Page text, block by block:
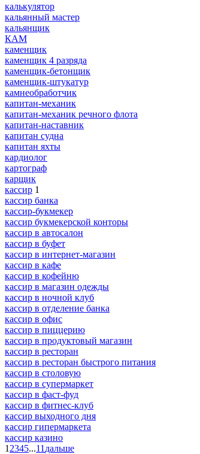
калькулятор
кальянный мастер
кальянщик
КАМ
каменщик
каменщик 4 разряда
каменщик-бетонщик
каменщик-штукатур
камнеобработчик
капитан-механик
капитан-механик речного флота
капитан-наставник
капитан судна
капитан яхты
кардиолог
картограф
карщик
кассир 1
кассир банка
кассир-букмекер
кассир букмекерской конторы
кассир в автосалон
кассир в буфет
кассир в интернет-магазин
кассир в кафе
кассир в кофейню
кассир в магазин одежды
кассир в ночной клуб
кассир в отделение банка
кассир в офис
кассир в пиццерию
кассир в продуктовый магазин
кассир в ресторан
кассир в ресторан быстрого питания
кассир в столовую
кассир в супермаркет
кассир в фаст-фуд
кассир в фитнес-клуб
кассир выходного дня
кассир гипермаркета
кассир казино
1 2345...11 дальше